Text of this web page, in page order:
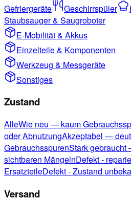
Gefriergeräte
Geschirrspüler
Staubsauger & Saugroboter
E-Mobilität & Akkus
Einzelteile & Komponenten
Werkzeug & Messgeräte
Sonstiges
Zustand
AlleWie neu — kaum
oder AbnutzungAkzeptabel —
GebrauchsspurenStark gebraucht
sichtbaren MängelnDefekt -
ErsatzteileDefekt - Zustand
Versand